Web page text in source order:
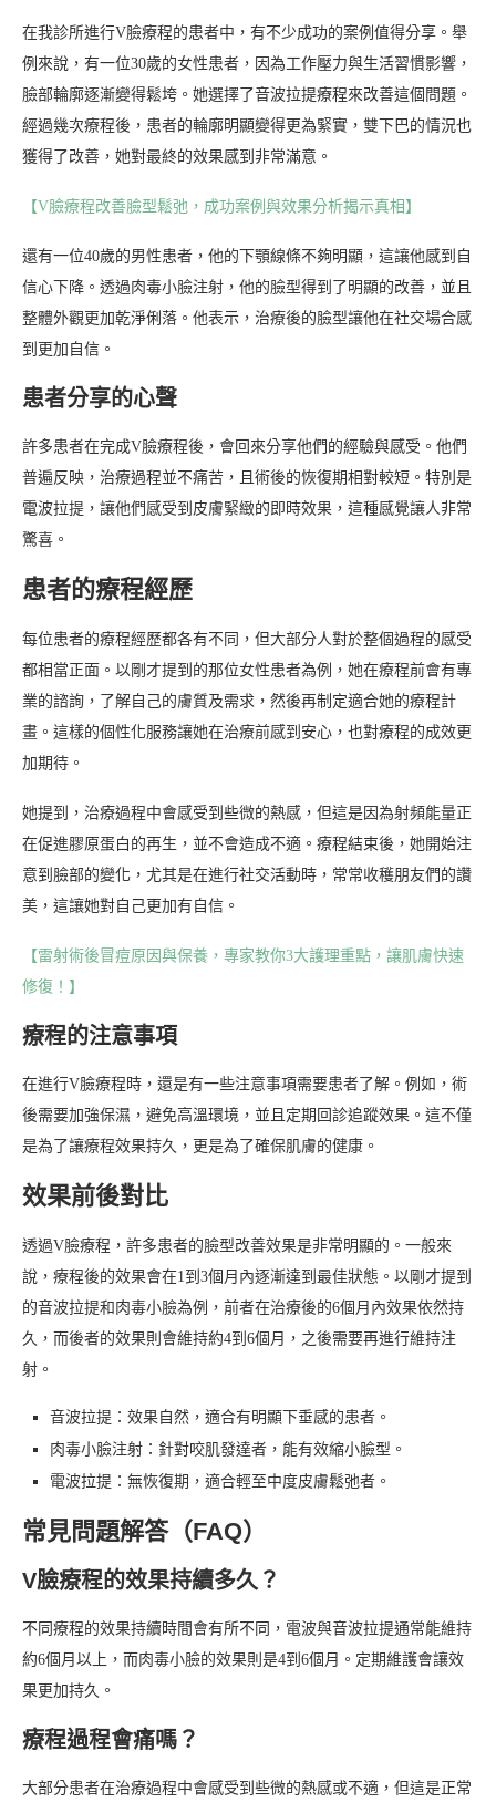
在我診所進行V臉療程的患者中，有不少成功的案例值得分享。舉
例來說，有一位30歲的女性患者，因為工作壓力與生活習慣影響，
臉部輪廓逐漸變得鬆垮。她選擇了音波拉提療程來改善這個問題。
經過幾次療程後，患者的輪廓明顯變得更為緊實，雙下巴的情況也
獲得了改善，她對最終的效果感到非常滿意。
【V臉療程改善臉型鬆弛，成功案例與效果分析揭示真相】
還有一位40歲的男性患者，他的下顎線條不夠明顯，這讓他感到自
信心下降。透過肉毒小臉注射，他的臉型得到了明顯的改善，並且
整體外觀更加乾淨俐落。他表示，治療後的臉型讓他在社交場合感
到更加自信。
患者分享的心聲
許多患者在完成V臉療程後，會回來分享他們的經驗與感受。他們
普遍反映，治療過程並不痛苦，且術後的恢復期相對較短。特別是
電波拉提，讓他們感受到皮膚緊緻的即時效果，這種感覺讓人非常
驚喜。
患者的療程經歷
每位患者的療程經歷都各有不同，但大部分人對於整個過程的感受
都相當正面。以剛才提到的那位女性患者為例，她在療程前會有專
業的諮詢，了解自己的膚質及需求，然後再制定適合她的療程計
畫。這樣的個性化服務讓她在治療前感到安心，也對療程的成效更
加期待。
她提到，治療過程中會感受到些微的熱感，但這是因為射頻能量正
在促進膠原蛋白的再生，並不會造成不適。療程結束後，她開始注
意到臉部的變化，尤其是在進行社交活動時，常常收穫朋友們的讚
美，這讓她對自己更加有自信。
【雷射術後冒痘原因與保養，專家教你3大護理重點，讓肌膚快速
修復！】
療程的注意事項
在進行V臉療程時，還是有一些注意事項需要患者了解。例如，術
後需要加強保濕，避免高溫環境，並且定期回診追蹤效果。這不僅
是為了讓療程效果持久，更是為了確保肌膚的健康。
效果前後對比
透過V臉療程，許多患者的臉型改善效果是非常明顯的。一般來
說，療程後的效果會在1到3個月內逐漸達到最佳狀態。以剛才提到
的音波拉提和肉毒小臉為例，前者在治療後的6個月內效果依然持
久，而後者的效果則會維持約4到6個月，之後需要再進行維持注
射。
音波拉提：效果自然，適合有明顯下垂感的患者。
肉毒小臉注射：針對咬肌發達者，能有效縮小臉型。
電波拉提：無恢復期，適合輕至中度皮膚鬆弛者。
常見問題解答（FAQ）
V臉療程的效果持續多久？
不同療程的效果持續時間會有所不同，電波與音波拉提通常能維持
約6個月以上，而肉毒小臉的效果則是4到6個月。定期維護會讓效
果更加持久。
療程過程會痛嗎？
大部分患者在治療過程中會感受到些微的熱感或不適，但這是正常